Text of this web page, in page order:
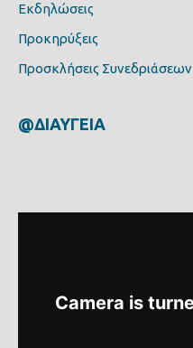
Εκδηλώσεις
Προκηρύξεις
Προσκλήσεις Συνεδριάσεων
@ΔΙΑΥΓΕΙΑ